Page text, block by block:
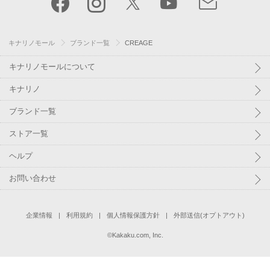
キナリノモール ブランド一覧 CREAGE
キナリノモールについて
キナリノ
ブランド一覧
ストア一覧
ヘルプ
お問い合わせ
企業情報 利用規約 個人情報保護方針 外部送信(オプトアウト)
©Kakaku.com, Inc.